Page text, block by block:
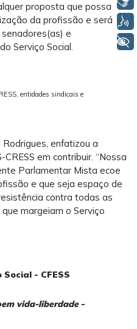
proposta que possa
da profissão e será
e
Serviço Social.
entidades sindicais e
Rodrigues, enfatizou a
em contribuir. “Nossa
Parlamentar Mista ecoe
e que seja espaço de
contra todas as
margeiam o Serviço
- CFESS
vida-liberdade-
Voz
+ Acessibilidade